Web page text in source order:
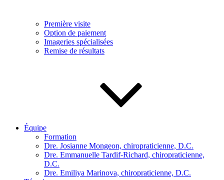
Première visite
Option de paiement
Imageries spécialisées
Remise de résultats
Équipe
Formation
Dre. Josianne Mongeon, chiropraticienne, D.C.
Dre. Emmanuelle Tardif-Richard, chiropraticienne,
D.C.
Dre. Emiliya Marinova, chiropraticienne, D.C.